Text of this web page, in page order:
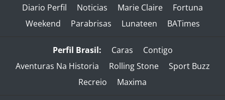
Diario Perfil Noticias Marie Claire
Fortuna
Weekend
Parabrisas Lunateen BATimes
Perfil Brasil: Caras
Contigo
Aventuras Na Historia
Rolling Stone
Sport Buzz
Recreio
Maxima